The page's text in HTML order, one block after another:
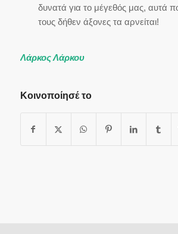
δυνατά για το μέγεθός μας, αυτά
τους δήθεν άξονες τα αρνείται!
Λάρκος Λάρκου
Κοινοποίησέ το